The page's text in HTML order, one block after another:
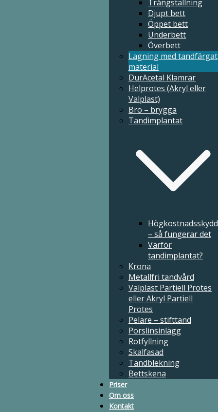
Hörntandsproblem
Lagning med tandfärgat material
DurAcetal Klamrar
Helprotes (Akryl eller Valplast)
Trångställning
Djupt bett
Öppet bett
Underbett
Överbett
Lagning med tandfärgat
material
DurAcetal Klamrar
Helprotes (Akryl eller
Valplast)
Bro – brygga
Tandimplantat
Högkostnadsskydd
– så fungerar det
Varför
tandimplantat?
Krona
Metallfri tandvård
Valplast Partiell Protes
eller Akryl Partiell
Protes
Pelare – stifttand
Porslinsinlägg
Rotfyllning
Skalfasad
Tandblekning
Bettskena
Priser
Om oss
Kontakt